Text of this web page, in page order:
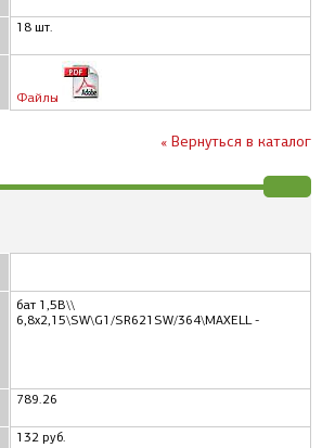
18 шт.
Файлы
« Вернуться в каталог
бат 1,5В\\
6,8x2,15\SW\G1/SR621SW/364\MAXELL -
789.26
132 руб.